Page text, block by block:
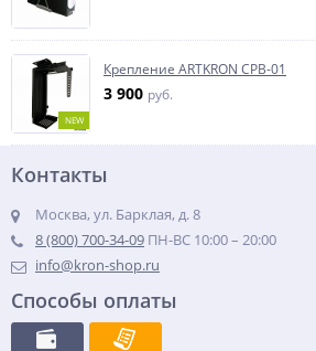
NEW
Крепление ARTKRON CPB-01
3 900 руб.
Контакты
Москва, ул. Барклая, д. 8
8 (800) 700-34-09 ПН-ВС 10:00 – 20:00
info@kron-shop.ru
Способы оплаты